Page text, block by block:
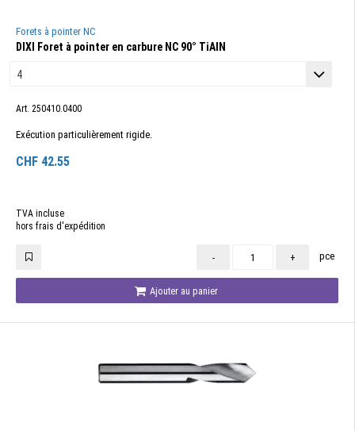
Forets à pointer NC
DIXI Foret à pointer en carbure NC 90° TiAlN
Art. 250410.0400
Exécution particulièrement rigide.
CHF 42.55
TVA incluse
hors frais d'expédition
- + pce
Ajouter au panier